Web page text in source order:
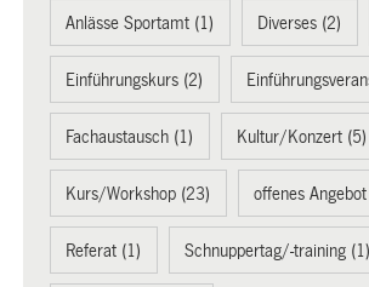
Anlässe Sportamt (1) Diverses (2)
Einführungskurs (2)
Fachaustausch (1) Kultur/Konzert (5)
Kurs/Workshop (23) offenes
Referat (1) Schnuppertag/-training (1)